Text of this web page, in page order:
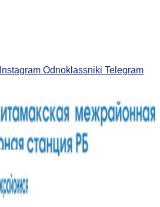
Instagram Odnoklassniki Telegram